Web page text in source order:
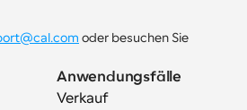
Anwendungsfälle
Verkauf